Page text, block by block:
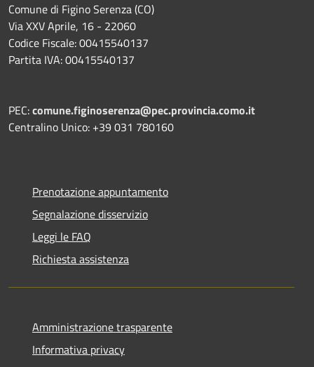
Comune di Figino Serenza (CO)
Via XXV Aprile, 16 - 22060
Codice Fiscale: 00415540137
Partita IVA: 00415540137
PEC:comune.figinoserenza@pec.provincia.como.it
Centralino Unico: +39 031 780160
Prenotazione appuntamento
Segnalazione disservizio
Leggi le FAQ
Richiesta assistenza
Amministrazione trasparente
Informativa privacy